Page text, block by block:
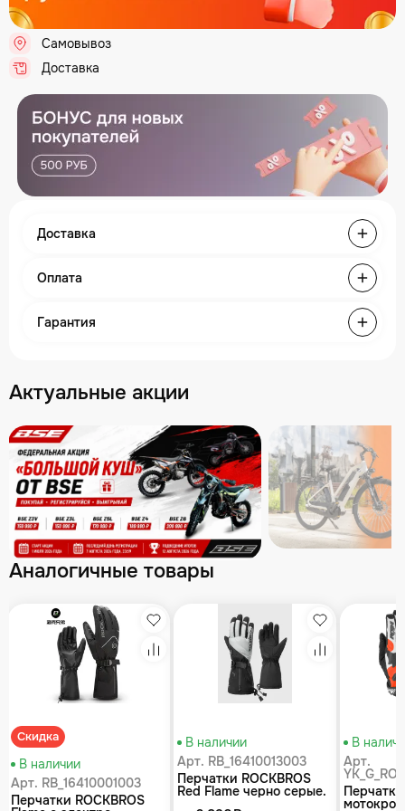
Самовывоз
Доставка
Доставка
Оплата
Гарантия
Актуальные акции
Аналогичные товары
Скидка
Избранное
Сравнение
В наличии
Арт. RB_16410001003
Перчатки ROCKBROS
Избранное
Сравнение
В наличии
Арт. RB_16410013003
Перчатки ROCKBROS
Red Flame черно серые.
В
Арт.